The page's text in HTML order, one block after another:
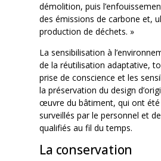
démolition, puis
des émissions de carbone et,
production de déchets. »
La sensibilisation à
de la réutilisation adaptative,
prise de conscience et les
la préservation du design
œuvre du bâtiment, qui ont
surveillés par le personnel et
qualifiés au fil du temps.
La conservation